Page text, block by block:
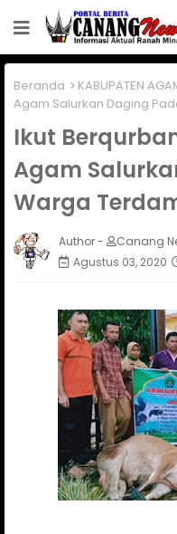
Beranda KABUPATEN
Agam Salurkan Daging
Ikut
Agam
Warga
Author -
Canang
Agustus 03, 2020